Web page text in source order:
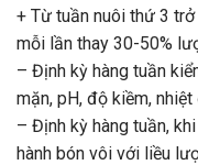
+ Từ tuần nuôi thứ 3
mỗi lần thay 30-50%
– Định kỳ hàng tuần
mặn, pH, độ kiềm,
– Định kỳ hàng tuần,
hành bón vôi với liều